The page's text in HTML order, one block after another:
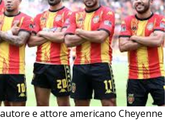
e attore americano Cheyenne